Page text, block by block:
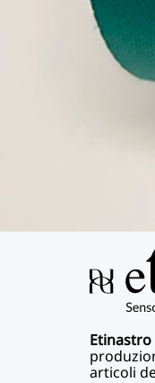
Etinastro
articoli